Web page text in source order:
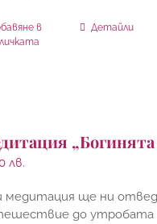
в
Детайли
лв.
медитация ще ни
до утробата